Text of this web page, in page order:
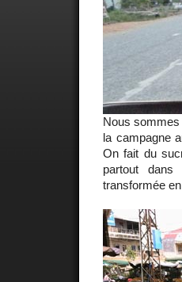
Nous
la campagne
On fait du
partout dans
transformée